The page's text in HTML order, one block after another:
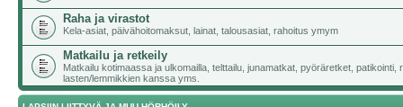
Raha ja virastot
Kela-asiat, päivähoitomaksut, lainat, talousasiat, rahoitus ymym
Matkailu ja retkeily
Matkailu kotimaassa ja ulkomailla, telttailu, junamatkat, pyöräretket, patikointi,
lasten/lemmikkien kanssa yms.